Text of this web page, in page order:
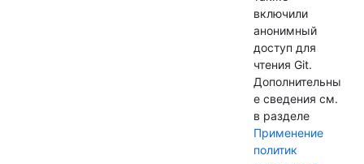
включили
анонимный
доступ для
чтения Git.
Дополнительны
е сведения см.
в разделе
Применение
политик